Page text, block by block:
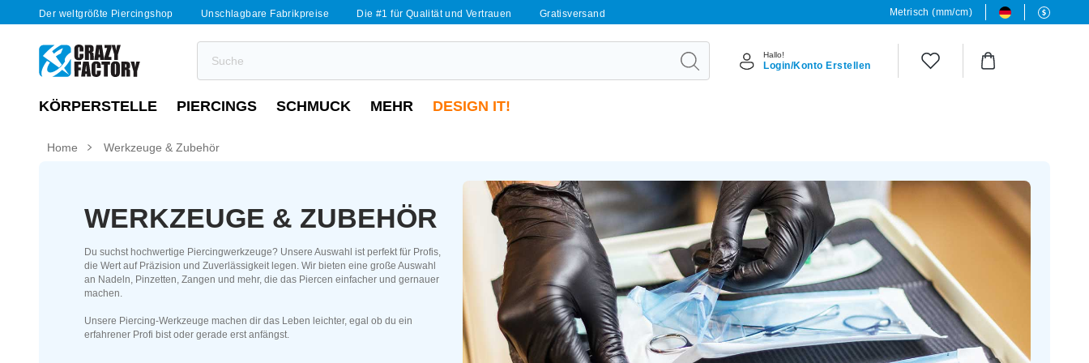
Der weltgrößte Piercingshop Unschlagbare Fabrikpreise Die #1 für Qualität und Vertrauen Gratisversand Metrisch (mm/cm)
Hallo!
Login/Konto Erstellen
KÖRPERSTELLE PIERCINGS SCHMUCK MEHR DESIGN IT!
Home Werkzeuge & Zubehör
WERKZEUGE & ZUBEHÖR
Du suchst hochwertige Piercingwerkzeuge? Unsere Auswahl ist perfekt für Profis,
die Wert auf Präzision und Zuverlässigkeit legen. Wir bieten eine große Auswahl
an Nadeln, Pinzetten, Zangen und mehr, die das Piercen einfacher und gernauer
machen.
Unsere Piercing-Werkzeuge machen dir das Leben leichter, egal ob du ein
erfahrener Profi bist oder gerade erst anfängst.